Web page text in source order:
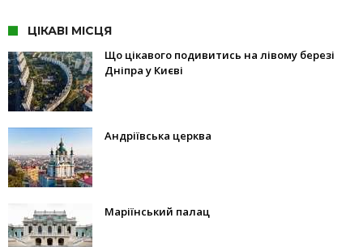
ЦІКАВІ МІСЦЯ
Що цікавого подивитись на лівому березі
Дніпра у Києві
Андріївська церква
Маріїнський палац